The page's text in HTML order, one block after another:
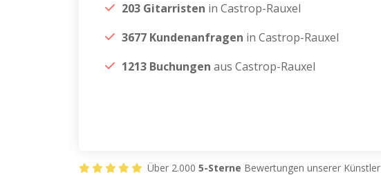
203 Gitarristen in Castrop-Rauxel
3677 Kundenanfragen in Castrop-Rauxel
1213 Buchungen aus Castrop-Rauxel
Über 2.000 5-Sterne Bewertungen unserer Künstler